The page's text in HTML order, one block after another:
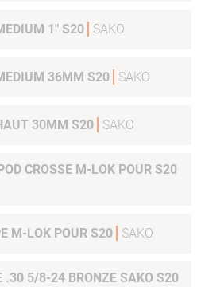
JEU DE COLLIER MEDIUM 1" S20 SAKO
JEU DE COLLIER MEDIUM 36MM S20 SAKO
JEU DE COLLIER HAUT 30MM S20 SAKO
CROSSE M-LOK POUR S20
M-LOK POUR S20 SAKO
.30 5/8-24 BRONZE SAKO S20